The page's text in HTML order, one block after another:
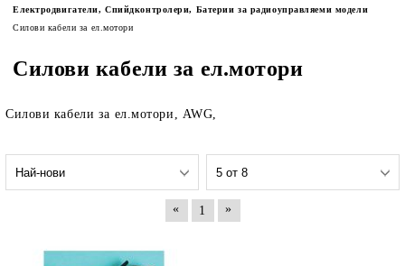
Електродвигатели, Спийдконтролери, Батерии за радиоуправляеми модели
Силови кабели за ел.мотори
Силови кабели за ел.мотори
Силови кабели за ел.мотори, AWG,
« 1 »